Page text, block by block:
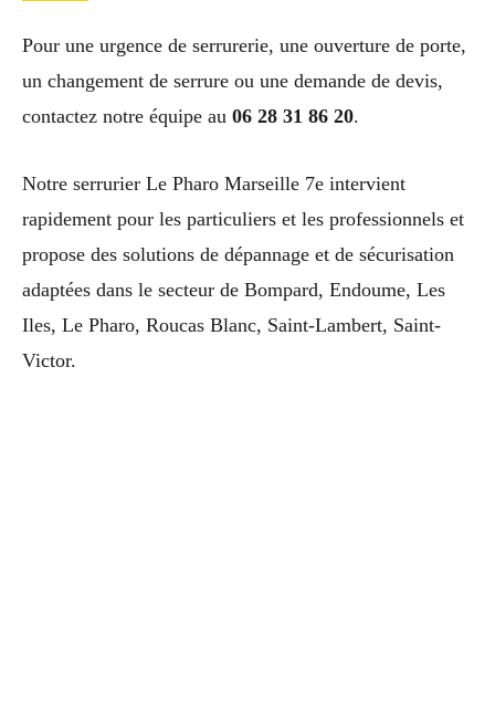
Pour une urgence de serrurerie, une ouverture de porte,
un changement de serrure ou une demande de devis,
contactez notre équipe au 06 28 31 86 20.
Notre serrurier Le Pharo Marseille 7e intervient
rapidement pour les particuliers et les professionnels et
propose des solutions de dépannage et de sécurisation
adaptées dans le secteur de Bompard, Endoume, Les
Iles, Le Pharo, Roucas Blanc, Saint-Lambert, Saint-
Victor.